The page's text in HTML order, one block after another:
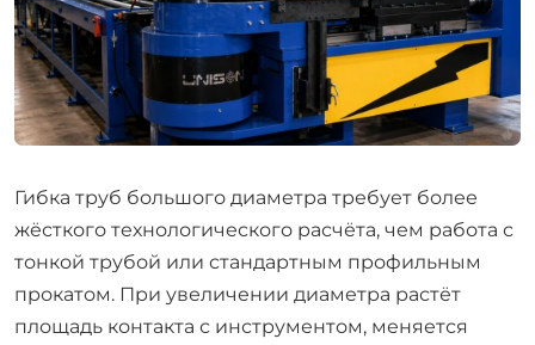
Гибка труб большого диаметра требует более
жёсткого технологического расчёта, чем работа с
тонкой трубой или стандартным профильным
прокатом. При увеличении диаметра растёт
площадь контакта с инструментом, меняется